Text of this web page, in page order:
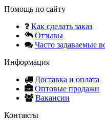
Помощь по сайту
Как сделать заказ
Отзывы
Часто задаваемые
Информация
Доставка и оплата
Оптовые продажи
Вакансии
Контакты